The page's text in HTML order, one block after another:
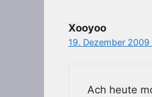
Xooyoo
19. Dezember
Ach heute